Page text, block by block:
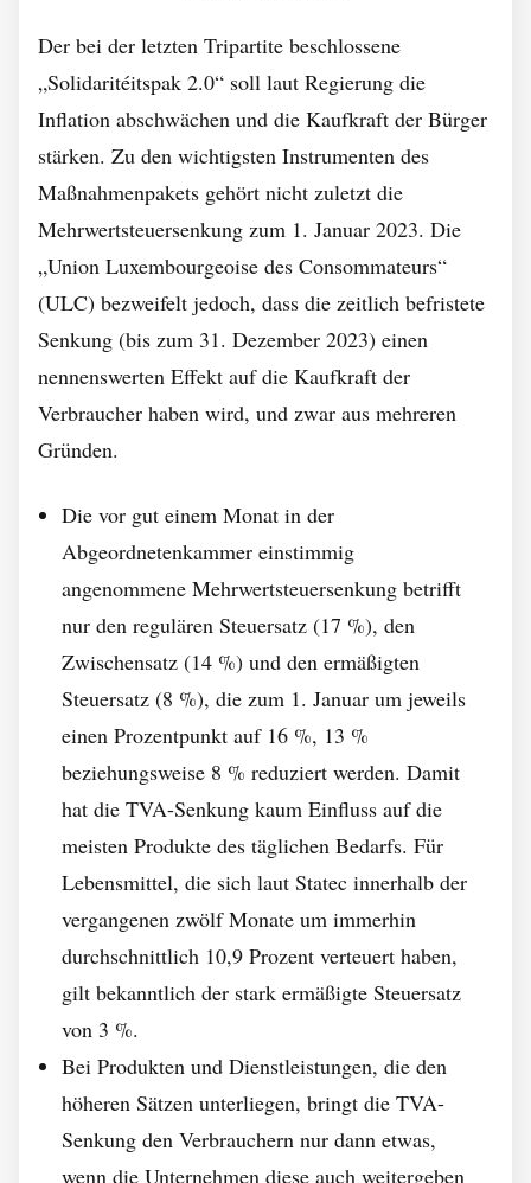
Der bei der letzten Tripartite beschlossene
„Solidaritéitspak 2.0“ soll laut Regierung die
Inflation abschwächen und die Kaufkraft der Bürger
stärken. Zu den wichtigsten Instrumenten des
Maßnahmenpakets gehört nicht zuletzt die
Mehrwertsteuersenkung zum 1. Januar 2023. Die
„Union Luxembourgeoise des Consommateurs“
(ULC) bezweifelt jedoch, dass die zeitlich befristete
Senkung (bis zum 31. Dezember 2023) einen
nennenswerten Effekt auf die Kaufkraft der
Verbraucher haben wird, und zwar aus mehreren
Gründen.
Die vor gut einem Monat in der
Abgeordnetenkammer einstimmig
angenommene Mehrwertsteuersenkung betrifft
nur den regulären Steuersatz (17 %), den
Zwischensatz (14 %) und den ermäßigten
Steuersatz (8 %), die zum 1. Januar um jeweils
einen Prozentpunkt auf 16 %, 13 %
beziehungsweise 8 % reduziert werden. Damit
hat die TVA-Senkung kaum Einfluss auf die
meisten Produkte des täglichen Bedarfs. Für
Lebensmittel, die sich laut Statec innerhalb der
vergangenen zwölf Monate um immerhin
durchschnittlich 10,9 Prozent verteuert haben,
gilt bekanntlich der stark ermäßigte Steuersatz
von 3 %.
Bei Produkten und Dienstleistungen, die den
höheren Sätzen unterliegen, bringt die TVA-
Senkung den Verbrauchern nur dann etwas,
wenn die Unternehmen diese auch weitergeben